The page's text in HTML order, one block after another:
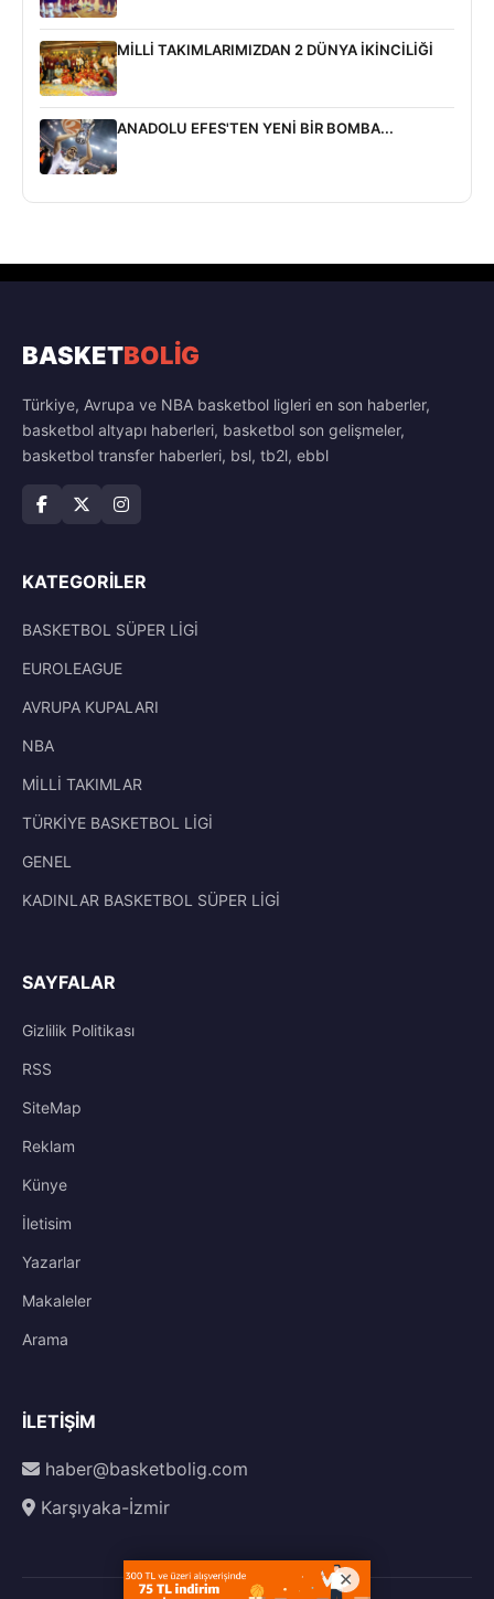
MİLLİ TAKIMLARIMIZDAN 2 DÜNYA İKİNCİLİĞİ
ANADOLU EFES'TEN YENİ BİR BOMBA...
BASKETBOLİG
Türkiye, Avrupa ve NBA basketbol ligleri en son haberler,
basketbol altyapı haberleri, basketbol son gelişmeler,
basketbol transfer haberleri, bsl, tb2l, ebbl
KATEGORILER
BASKETBOL SÜPER LİGİ
EUROLEAGUE
AVRUPA KUPALARI
NBA
MİLLİ TAKIMLAR
TÜRKİYE BASKETBOL LİGİ
GENEL
KADINLAR BASKETBOL SÜPER LİGİ
SAYFALAR
Gizlilik Politikası
RSS
SiteMap
Reklam
Künye
İletisim
Yazarlar
Makaleler
Arama
İLETIŞIM
haber@basketbolig.com
Karşıyaka-İzmir